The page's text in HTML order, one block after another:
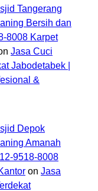
Tangerang
Bersih dan
8008 Karpet
Jasa Cuci
Jabodetabek |
&
Depok
Amanah
9518-8008
on Jasa